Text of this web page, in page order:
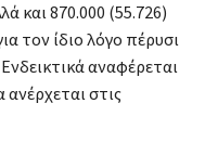
και 870.000 (55.726)
τον ίδιο λόγο πέρυσι
αναφέρεται
στις